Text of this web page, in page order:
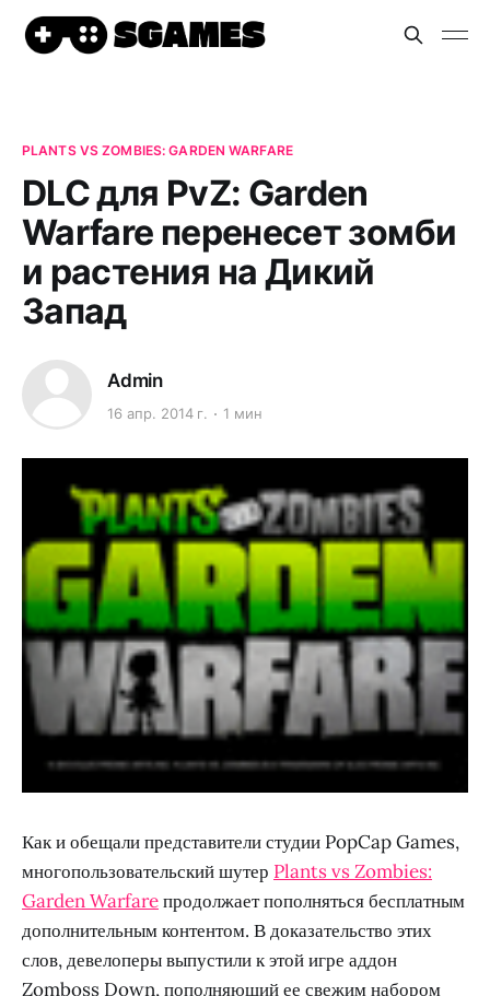
PLANTS VS ZOMBIES: GARDEN WARFARE
DLC для PvZ: Garden
Warfare перенесет зомби
и растения на Дикий
Запад
Admin
16 апр. 2014 г. 1 мин
Как и обещали представители студии PopCap Games,
многопользовательский шутер Plants vs Zombies:
Garden Warfareпродолжает пополняться бесплатным
дополнительным контентом. В доказательство этих
слов, девелоперы выпустили к этой игре аддон
Zomboss Down, пополняющий ее свежим набором